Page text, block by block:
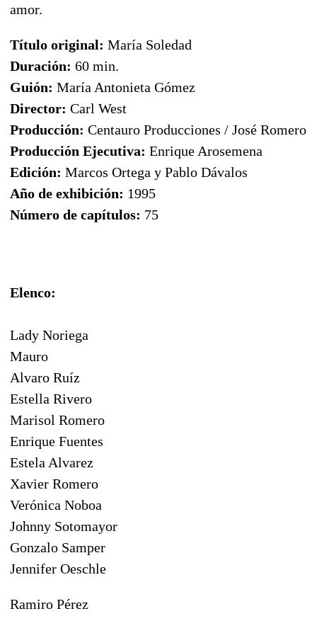
amor.
Título original: María Soledad
Duración: 60 min.
Guión: María Antonieta Gómez
Director: Carl West
Producción: Centauro Producciones / José Romero
Producción Ejecutiva: Enrique Arosemena
Edición: Marcos Ortega y Pablo Dávalos
Año de exhibición: 1995
Número de capítulos: 75
Elenco:
Lady Noriega
Mauro
Alvaro Ruíz
Estella Rivero
Marisol Romero
Enrique Fuentes
Estela Alvarez
Xavier Romero
Verónica Noboa
Johnny Sotomayor
Gonzalo Samper
Jennifer Oeschle
Ramiro Pérez